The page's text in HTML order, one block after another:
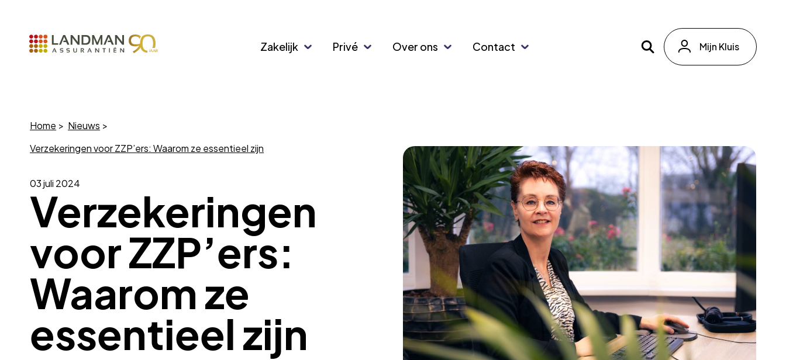
Zakelijk Privé Over ons Contact Mijn Kluis
Home
Nieuws
Verzekeringen voor ZZP’ers: Waarom ze essentieel zijn
03 juli 2024
Verzekeringen
voor ZZP’ers:
Waarom ze
essentieel zijn